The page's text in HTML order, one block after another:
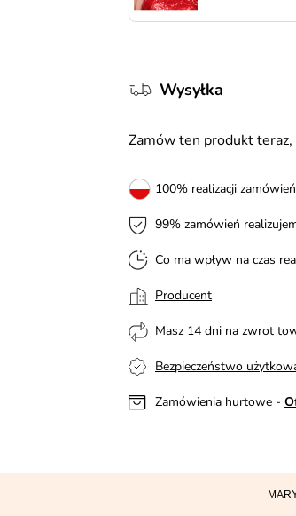
Wysyłka
Zamów ten produkt
100% realizacji
99% zamówień
Co ma wpływ na czas
Producent
Masz 14 dni na zwrot
Bezpieczeństwo
Zamówienia hurtowe -